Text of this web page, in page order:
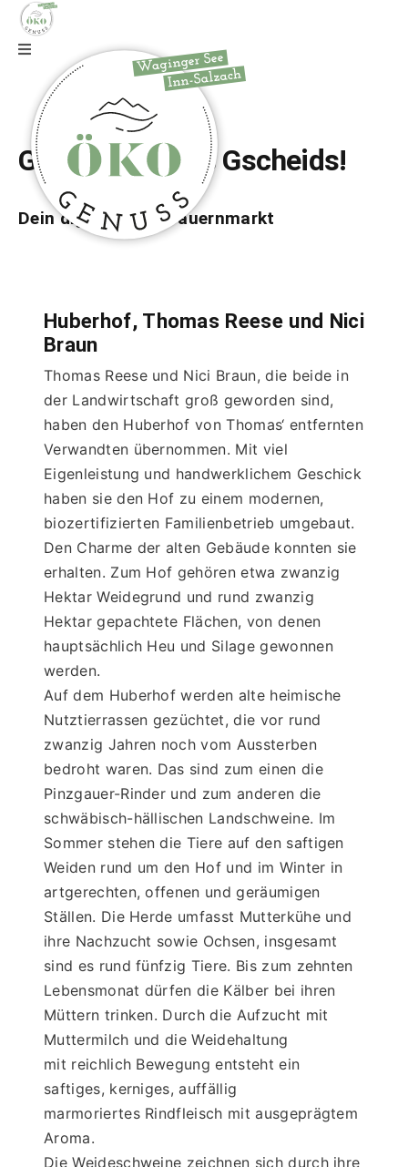
Zur Webseite
Gfrei di auf wos Gscheids!
Dein digitaler Bio-Bauernmarkt
Huberhof, Thomas Reese und Nici
Braun
Thomas Reese und Nici Braun, die beide in
der Landwirtschaft groß geworden sind,
haben den Huberhof von Thomas‘ entfernten
Verwandten übernommen. Mit viel
Eigenleistung und handwerklichem Geschick
haben sie den Hof zu einem modernen,
biozertifizierten Familienbetrieb umgebaut.
Den Charme der alten Gebäude konnten sie
erhalten. Zum Hof gehören etwa zwanzig
Hektar Weidegrund und rund zwanzig
Hektar gepachtete Flächen, von denen
hauptsächlich Heu und Silage gewonnen
werden.
Auf dem Huberhof werden alte heimische
Nutztierrassen gezüchtet, die vor rund
zwanzig Jahren noch vom Aussterben
bedroht waren. Das sind zum einen die
Pinzgauer-Rinder und zum anderen die
schwäbisch-hällischen Landschweine. Im
Sommer stehen die Tiere auf den saftigen
Weiden rund um den Hof und im Winter in
artgerechten, offenen und geräumigen
Ställen. Die Herde umfasst Mutterkühe und
ihre Nachzucht sowie Ochsen, insgesamt
sind es rund fünfzig Tiere. Bis zum zehnten
Lebensmonat dürfen die Kälber bei ihren
Müttern trinken. Durch die Aufzucht mit
Muttermilch und die Weidehaltung
mit reichlich Bewegung entsteht ein
saftiges, kerniges, auffällig
marmoriertes Rindfleisch mit ausgeprägtem
Aroma.
Die Weideschweine zeichnen sich durch ihre